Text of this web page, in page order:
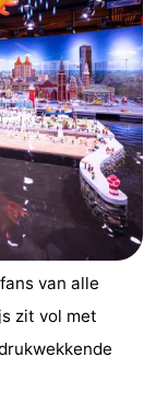
van alle
zit vol met